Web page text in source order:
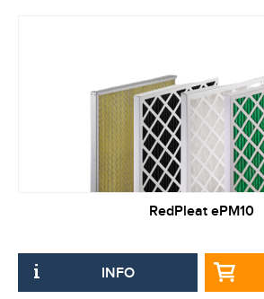
RedPleat ePM10
INFO